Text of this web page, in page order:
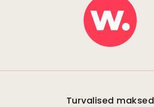
Turvalised maksed